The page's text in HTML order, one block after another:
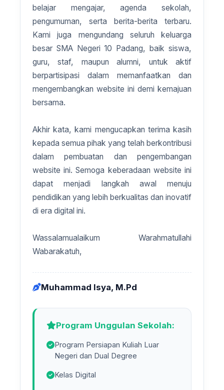
belajar mengajar, agenda sekolah,
pengumuman, serta berita-berita terbaru.
Kami juga mengundang seluruh keluarga
besar SMA Negeri 10 Padang, baik siswa,
guru, staf, maupun alumni, untuk aktif
berpartisipasi dalam memanfaatkan dan
mengembangkan website ini demi kemajuan
bersama.
Akhir kata, kami mengucapkan terima kasih
kepada semua pihak yang telah berkontribusi
dalam pembuatan dan pengembangan
website ini. Semoga keberadaan website ini
dapat menjadi langkah awal menuju
pendidikan yang lebih berkualitas dan inovatif
di era digital ini.
Wassalamualaikum Warahmatullahi
Wabarakatuh,
Muhammad Isya, M.Pd
Program Unggulan Sekolah:
Program Persiapan Kuliah Luar
Negeri dan Dual Degree
Kelas Digital